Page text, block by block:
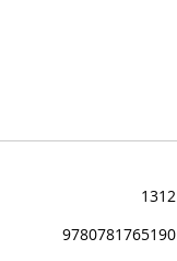
1312
9780781765190